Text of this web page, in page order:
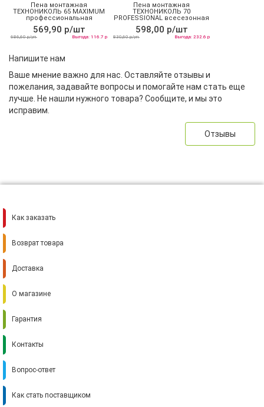
Пена монтажная
ТЕХНОНИКОЛЬ 65 MAXIMUM
профессиональная
всесезонная
569,90 р/шт
686,60 р/уп Выгода: 116.7 р
Пена монтажная
ТЕХНОНИКОЛЬ 70
PROFESSIONAL всесезонная
598,00 р/шт
830,60 р/уп Выгода: 232.6 р
Напишите нам
Ваше мнение важно для нас. Оставляйте отзывы и
пожелания, задавайте вопросы и помогайте нам стать еще
лучше. Не нашли нужного товара? Сообщите, и мы это
исправим.
Отзывы
Как заказать
Возврат товара
Доставка
О магазине
Гарантия
Контакты
Вопрос-ответ
Как стать поставщиком